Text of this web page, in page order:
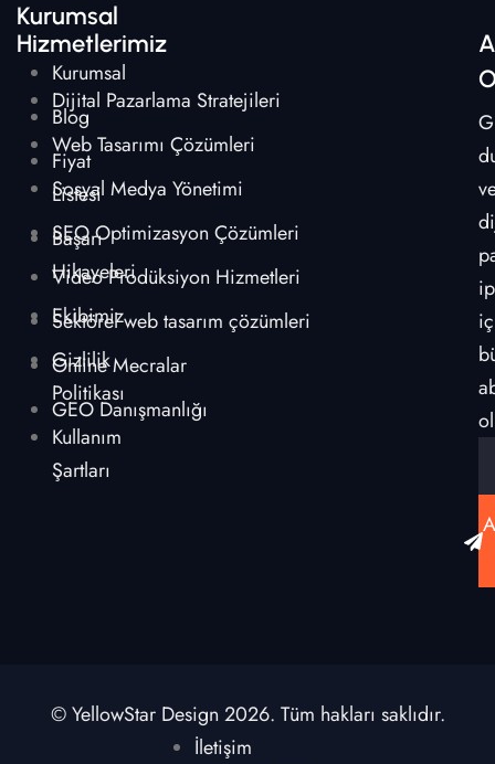
Kurumsal
Kurumsal
Blog
Fiyat
Listesi
Başarı
Hikayeleri
Ekibimiz
Gizlilik
Politikası
Kullanım
Şartları
Hizmetlerimiz
Dijital Pazarlama Stratejileri
Web Tasarımı Çözümleri
Sosyal Medya Yönetimi
SEO Optimizasyon Çözümleri
Video Prodüksiyon Hizmetleri
Sektörel web tasarım çözümleri
Online Mecralar
GEO Danışmanlığı
© YellowStar Design 2026. Tüm hakları saklıdır.
İletişim